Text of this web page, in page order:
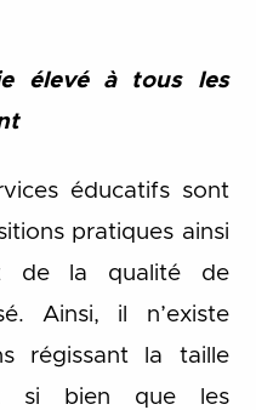
élevé à tous les
éducatifs sont
pratiques ainsi
de la qualité de
Ainsi, il n’existe
régissant la taille
si bien que les